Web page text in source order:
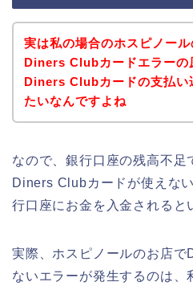
実は私の場合のホスピノー
Diners Clubカードエラーの
Diners Clubカードの支払い
たいなんですよね
なので、銀行口座の残高不足
Diners Clubカードが使えな
行口座にお金を入金されると
実際、ホスピノールのお店で
ないエラーが発生するのは